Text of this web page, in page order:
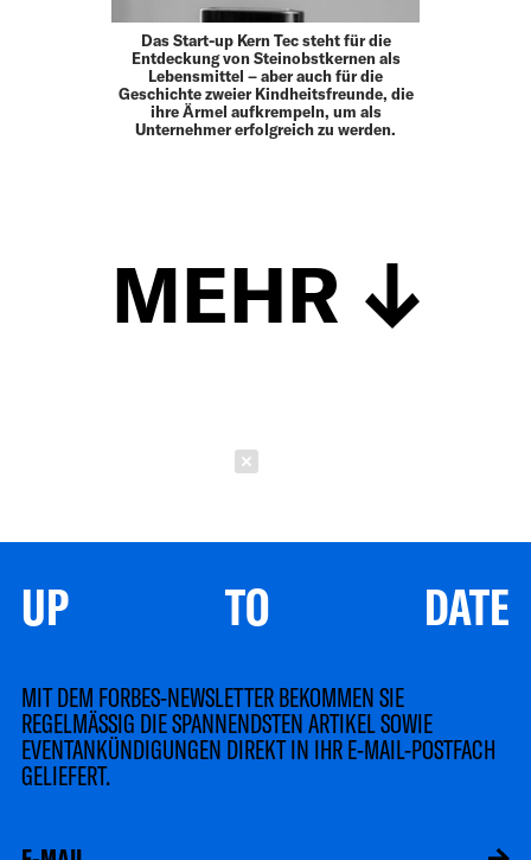
Das Start-up Kern Tec steht für die
Entdeckung von Steinobstkernen als
Lebensmittel – aber auch für die
Geschichte zweier Kindheitsfreunde, die
ihre Ärmel aufkrempeln, um als
Unternehmer erfolgreich zu werden.
MEHR
UP TO DATE
MIT DEM FORBES-NEWSLETTER BEKOMMEN SIE
REGELMÄSSIG DIE SPANNENDSTEN ARTIKEL SOWIE
EVENTANKÜNDIGUNGEN DIREKT IN IHR E-MAIL-POSTFACH
GELIEFERT.